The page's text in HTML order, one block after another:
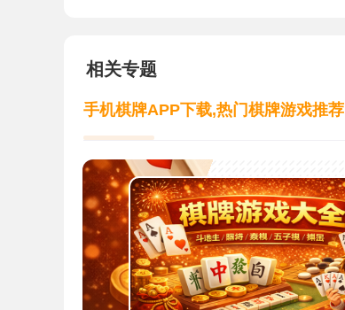
相关专题
手机棋牌APP下载,热门棋牌游戏推荐